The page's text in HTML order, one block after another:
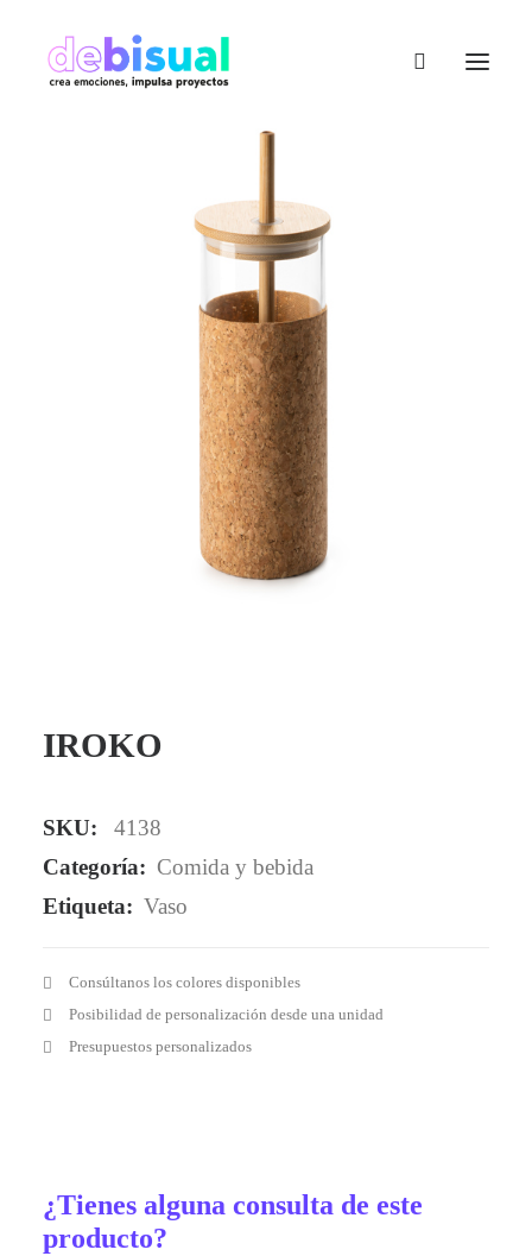
IROKO
SKU:
4138
Categoría: Comida y bebida
Etiqueta: Vaso
Consúltanos los colores disponibles
Posibilidad de personalización desde una unidad
Presupuestos personalizados
¿Tienes alguna consulta de este
producto?